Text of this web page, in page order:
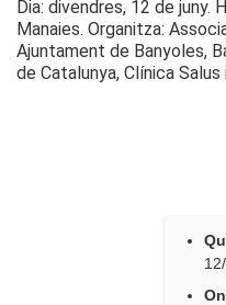
Dia: divendres, 12 de juny.
Manaies. Organitza:
Ajuntament de Banyoles,
de Catalunya, Clínica Salus